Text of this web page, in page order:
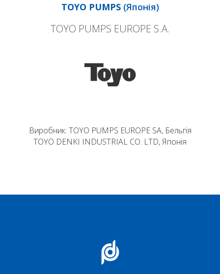
TOYO PUMPS(Японія)
TOYO PUMPS EUROPE S.A.
Виробник: TOYO PUMPS EUROPE SA, Бельгія
TOYO DENKI INDUSTRIAL CO. LTD, Японія